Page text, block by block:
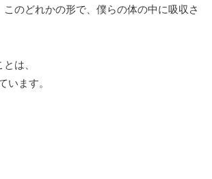
このどれかの形で、僕らの体の中に吸収さ
は、
います。